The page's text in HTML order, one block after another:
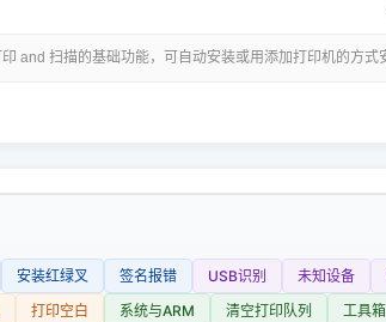
and 扫描的基础功能，可自动安装或用添加打印机的方式
安装红绿叉 签名报错 USB识别 未知设备
打印空白 系统与ARM 清空打印队列 工具箱